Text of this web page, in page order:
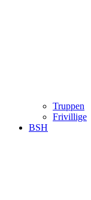
Truppen
Frivillige
BSH